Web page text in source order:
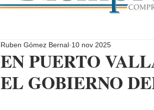
EN PUERTO
EL GOBIERNO
Ruben Gómez Bernal 10 nov 2025